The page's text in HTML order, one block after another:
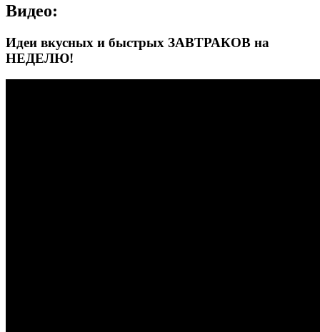
Видео:
Идеи вкусных и быстрых ЗАВТРАКОВ на
НЕДЕЛЮ!